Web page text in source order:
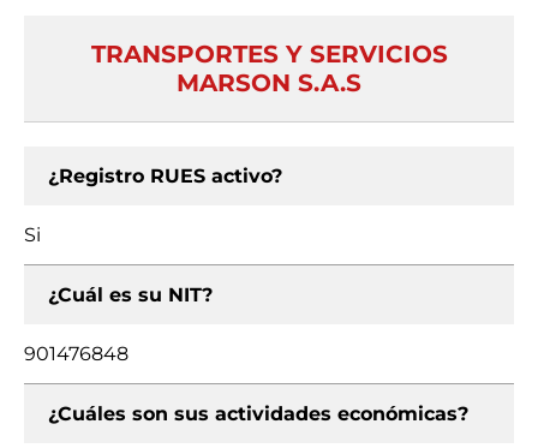
TRANSPORTES Y SERVICIOS
MARSON S.A.S
¿Registro RUES activo?
Si
¿Cuál es su NIT?
901476848
¿Cuáles son sus actividades económicas?